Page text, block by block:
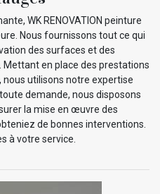
WK RENOVATION peinture
Nous fournissons tout ce qui
des surfaces et des
Mettant en place des prestations
utilisons notre expertise
demande, nous disposons
la mise en œuvre des
de bonnes interventions.
à votre service.